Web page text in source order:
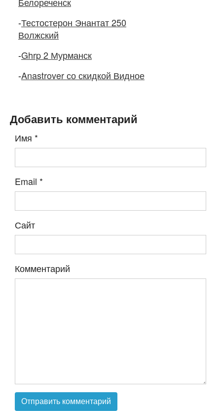
-Тестостерон Энантат 250
Волжский
-Ghrp 2 Мурманск
-Anastrover со скидкой Видное
Добавить комментарий
Имя *
Email *
Сайт
Комментарий